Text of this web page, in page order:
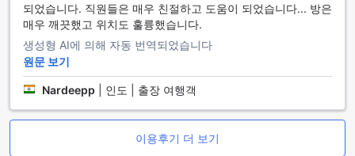
파크 플라자 찬디가르 지락푸르의 객실은 현대적이고 세심하게
이 완비되어 있어 언제든 쾌적한 실내 온도를 유지할 수 있으며,
블랙아웃 커튼이 설치되어 있어 숙면을 위한 완벽한 환경을 제
공합니다. 객실 내에는 고급 린넨과 수건이 구비되어 있어 깔끔
하고 쾌적한 숙박 경험을 보장하며, 욕실에는 다양한 세면도구
와 헤어 드라이어가 제공됩니다.
최신형 텔레비전과 위성/케이블 TV를 통해 다양한 채널을 시청
할 수 있으며, 미니 바와 냉장고, 커피/티 메이커가 갖추어져 있
되었습니다. 직원들은 매우 친절하고 도움이 되었습니다... 방은
매우 깨끗했고 위치도 훌륭했습니다.
생성형 AI에 의해 자동 번역되었습니다
원문 보기
Nardeepp 인도 | 출장 여행객
이용후기 더 보기